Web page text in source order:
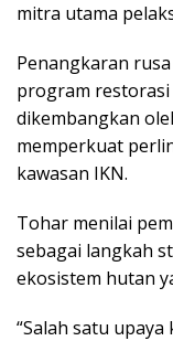
mitra utama
Penangkaran
program
dikembangkan
memperkuat
kawasan IKN.
Tohar menilai
sebagai langkah
ekosistem hutan
“Salah satu